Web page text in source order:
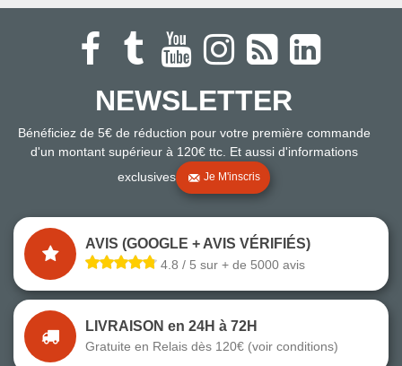
NEWSLETTER
Bénéficiez de 5€ de réduction pour votre première commande
d'un montant supérieur à 120€ ttc. Et aussi d'informations
exclusives
Je M'inscris
AVIS (GOOGLE + AVIS VÉRIFIÉS)
4.8 / 5 sur + de 5000 avis
LIVRAISON en 24H à 72H
Gratuite en Relais dès 120€ (voir conditions)